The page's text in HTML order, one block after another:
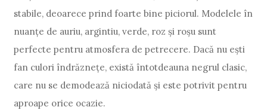
stabile, deoarece prind foarte bine piciorul. Modelele în
nuanțe de auriu, argintiu, verde, roz și roșu sunt
perfecte pentru atmosfera de petrecere. Dacă nu ești
fan culori îndrăznețe, există întotdeauna negrul clasic,
care nu se demodează niciodată și este potrivit pentru
aproape orice ocazie.